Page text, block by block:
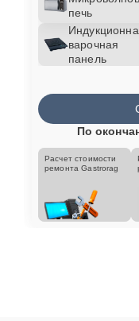
печь
варочная
панель
По
Расчет стоимости
ремонта Gastrorag